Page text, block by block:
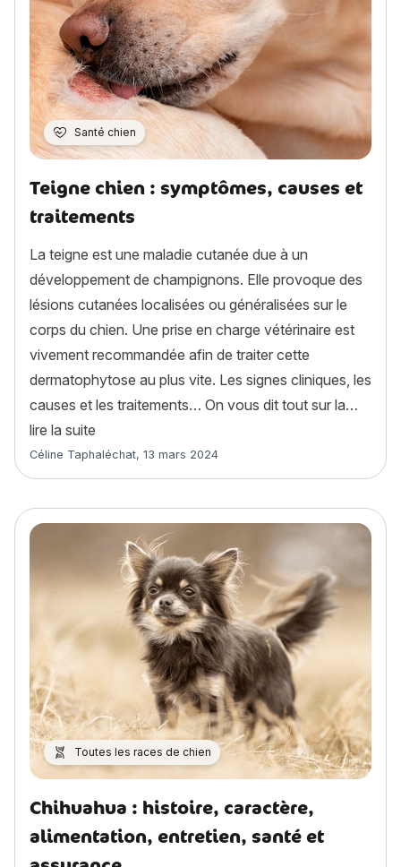
Santé chien
Teigne chien : symptômes, causes et
traitements
La teigne est une maladie cutanée due à un
développement de champignons. Elle provoque des
lésions cutanées localisées ou généralisées sur le
corps du chien. Une prise en charge vétérinaire est
vivement recommandée afin de traiter cette
dermatophytose au plus vite. Les signes cliniques, les
causes et les traitements… On vous dit tout sur la…
lire la suite
Article rédigé par
Céline Taphaléchat, 13 mars 2024
Toutes les races de chien
Chihuahua : histoire, caractère,
alimentation, entretien, santé et